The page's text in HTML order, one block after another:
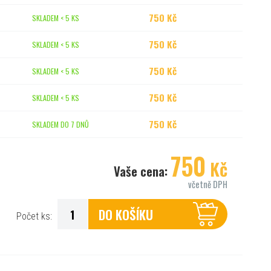
SKLADEM < 5 KS 750 Kč
SKLADEM < 5 KS 750 Kč
SKLADEM < 5 KS 750 Kč
SKLADEM < 5 KS 750 Kč
SKLADEM DO 7 DNŮ 750 Kč
Vaše cena:750 Kč
včetně DPH
Počet ks: DO KOŠÍKU